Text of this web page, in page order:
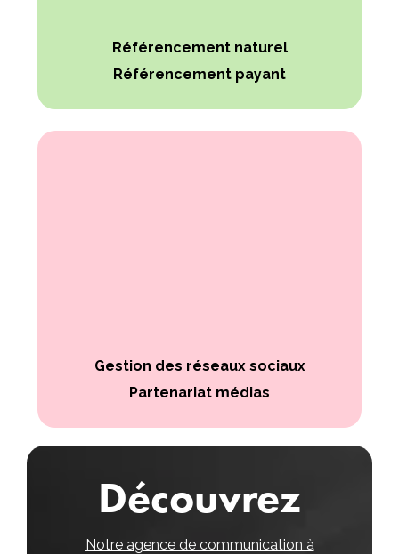
Référencement naturel
Référencement payant
Gestion des réseaux sociaux
Partenariat médias
Découvrez
Notre agence de communication à